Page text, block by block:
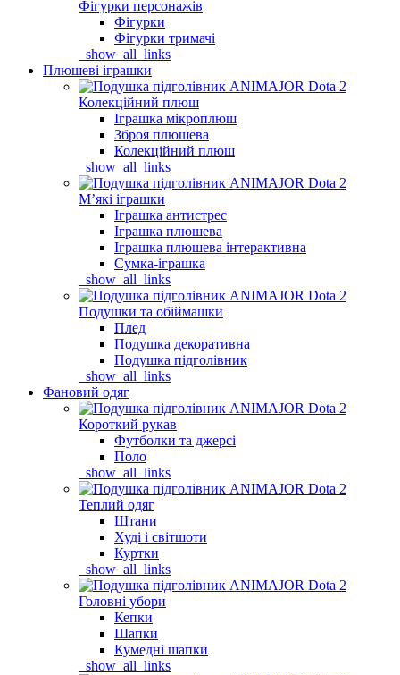
Фігурки персонажів
Фігурки
Фігурки тримачі
_show_all_links
Плюшеві іграшки
Колекційний плюш
Іграшка мікроплюш
Зброя плюшева
Колекційний плюш
_show_all_links
Мʼякі іграшки
Іграшка антистрес
Іграшка плюшева
Іграшка плюшева інтерактивна
Сумка-іграшка
_show_all_links
Подушки та обіймашки
Плед
Подушка декоративна
Подушка підголівник
_show_all_links
Фановий одяг
Короткий рукав
Футболки та джерсі
Поло
_show_all_links
Теплий одяг
Штани
Худі і світшоти
Куртки
_show_all_links
Головні убори
Кепки
Шапки
Кумедні шапки
_show_all_links